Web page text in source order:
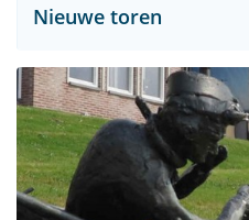
Nieuwe toren